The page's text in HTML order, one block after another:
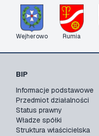
Wejherowo Rumia
BIP
Informacje podstawowe
Przedmiot działalności
Status prawny
Władze spółki
Struktura właścicielska